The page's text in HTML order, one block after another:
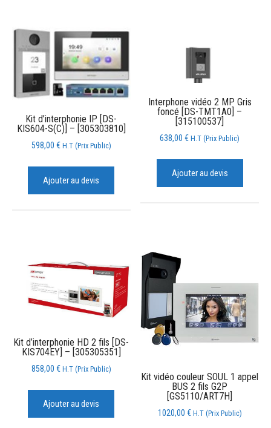
Kit d’interphonie IP [DS-
KIS604-S(C)] – [305303810]
598,00 € H.T (Prix Public)
Ajouter au devis
Interphone vidéo 2 MP Gris
foncé [DS-TMT1A0] –
[315100537]
638,00€ H.T (Prix Public)
Ajouter au devis
Kit d’interphonie HD 2 fils [DS-
KIS704EY] – [305305351]
858,00 € H.T (Prix Public)
Ajouter au devis
Kit vidéo couleur SOUL 1 appel
BUS 2 fils G2P
[GS5110/ART7H]
1020,00 € H.T (Prix Public)